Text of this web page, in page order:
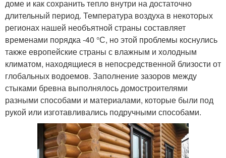
доме и как сохранить тепло внутри на достаточно
длительный период. Температура воздуха в некоторых
регионах нашей необъятной страны составляет
временами порядка -40 °С, но этой проблемы коснулись
также европейские страны с влажным и холодным
климатом, находящиеся в непосредственной близости от
глобальных водоемов. Заполнение зазоров между
стыками бревна выполнялось домостроителями
разными способами и материалами, которые были под
рукой или изготавливались подручными способами.